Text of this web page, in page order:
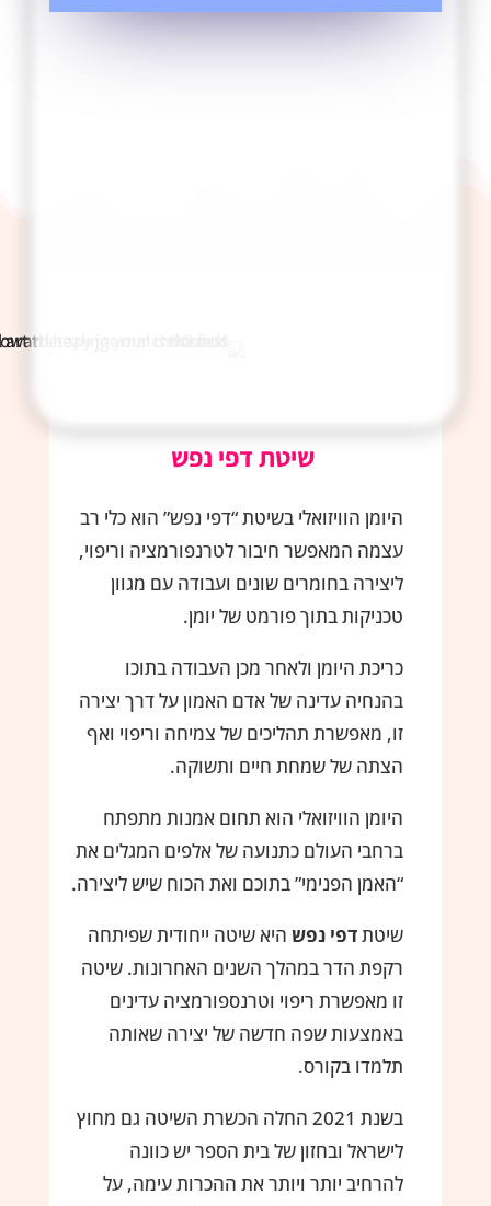
שיטת דפי נפש
היומן הוויזואלי בשיטת “דפי נפש” הוא כלי רב
עצמה המאפשר חיבור לטרנפורמציה וריפוי,
ליצירה בחומרים שונים ועבודה עם מגוון
טכניקות בתוך פורמט של יומן.
כריכת היומן ולאחר מכן העבודה בתוכו
בהנחיה עדינה של אדם האמון על דרך יצירה
זו, מאפשרת תהליכים של צמיחה וריפוי ואף
הצתה של שמחת חיים ותשוקה.
היומן הוויזואלי הוא תחום אמנות מתפתח
ברחבי העולם כתנועה של אלפים המגלים את
“האמן הפנימי” בתוכם ואת הכוח שיש ליצירה.
שיטתדפי נפש היא שיטה ייחודית שפיתחה
רקפת הדר במהלך השנים האחרונות. שיטה
זו מאפשרת ריפוי וטרנספורמציה עדינים
באמצעות שפה חדשה של יצירה שאותה
תלמדו בקורס.
בשנת 2021 החלה הכשרת השיטה גם מחוץ
לישראל ובחזון של בית הספר יש כוונה
להרחיב יותר ויותר את ההכרות עימה, על